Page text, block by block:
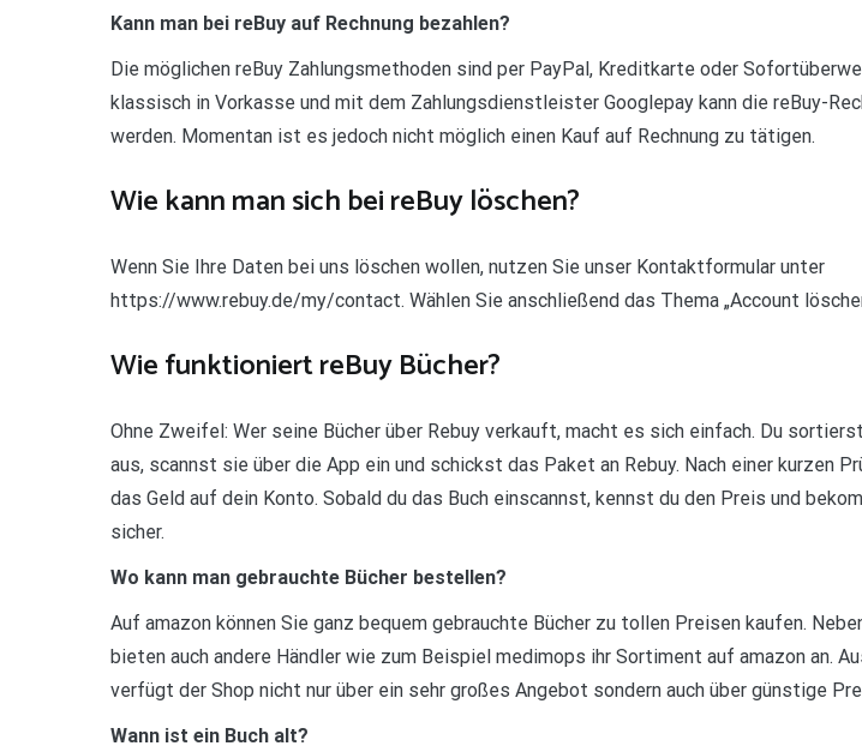
Kann man bei reBuy auf Rechnung bezahlen?
Die möglichen reBuy Zahlungsmethoden sind per PayPal, Kreditkarte oder
klassisch in Vorkasse und mit dem Zahlungsdienstleister Googlepay kann die reBuy-
werden. Momentan ist es jedoch nicht möglich einen Kauf auf Rechnung zu tätigen.
Wie kann man sich bei reBuy löschen?
Wenn Sie Ihre Daten bei uns löschen wollen, nutzen Sie unser Kontaktformular unter
https://www.rebuy.de/my/contact. Wählen Sie anschließend das Thema „Account
Wie funktioniert reBuy Bücher?
Ohne Zweifel: Wer seine Bücher über Rebuy verkauft, macht es sich einfach. Du
aus, scannst sie über die App ein und schickst das Paket an Rebuy. Nach einer kurzen
das Geld auf dein Konto. Sobald du das Buch einscannst, kennst du den Preis und
sicher.
Wo kann man gebrauchte Bücher bestellen?
Auf amazon können Sie ganz bequem gebrauchte Bücher zu tollen Preisen kaufen.
bieten auch andere Händler wie zum Beispiel medimops ihr Sortiment auf amazon an.
verfügt der Shop nicht nur über ein sehr großes Angebot sondern auch über günstige
Wann ist ein Buch alt?